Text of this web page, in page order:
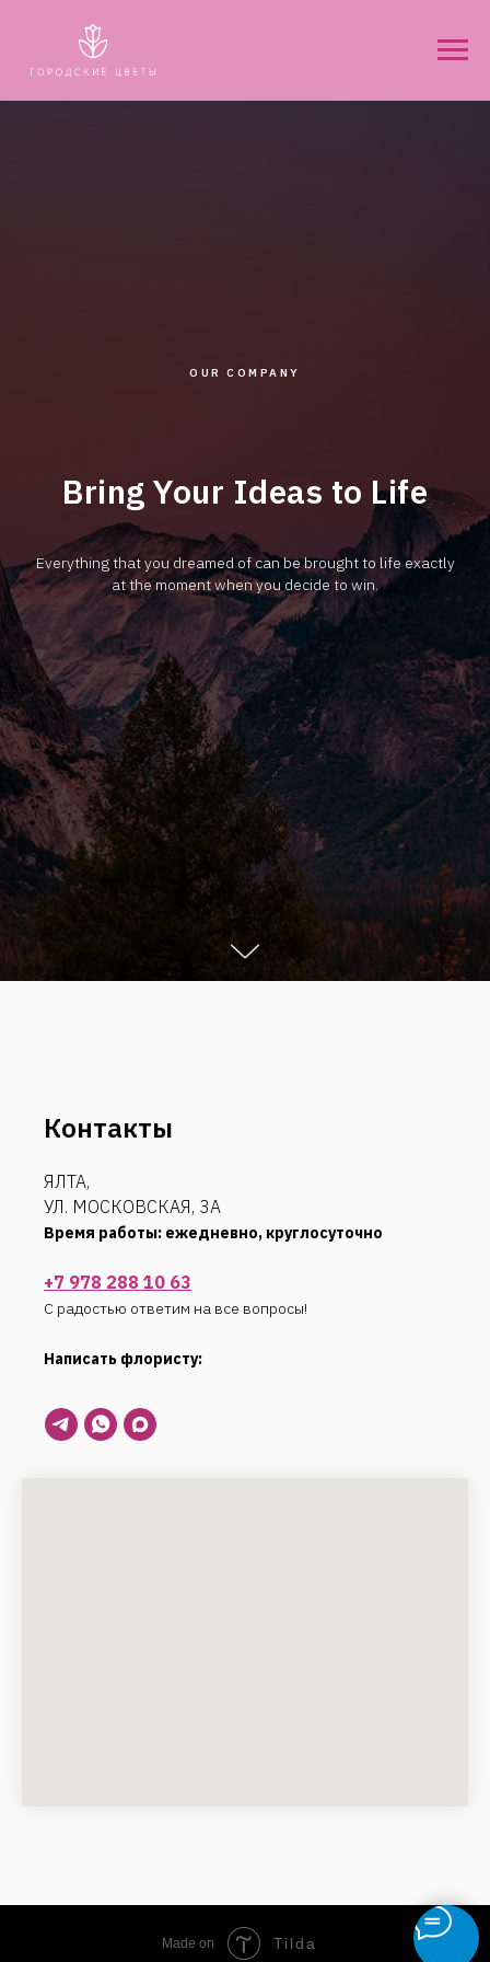
OUR COMPANY
Bring Your Ideas to Life
Everything that you dreamed of can be brought to life exactly
at the moment when you decide to win.
Контакты
ЯЛТА,
УЛ. МОСКОВСКАЯ, 3А
Время работы: ежедневно, круглосуточно
+7 978 288 10 63
С радостью ответим на все вопросы!
Написать флористу:
Made on Tilda